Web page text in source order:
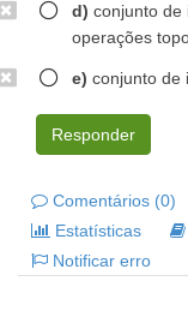
d) conjunto de
operações
e) conjunto de
Responder
Comentários (0)
Estatísticas
Notificar erro